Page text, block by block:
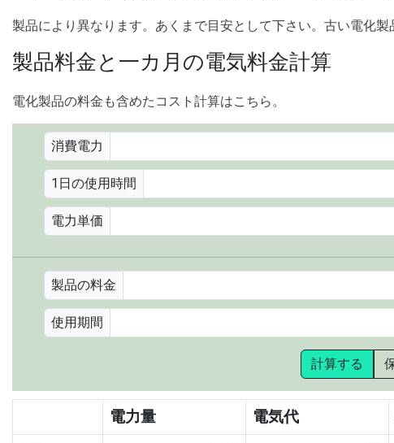
製品により異なります。あくまで目安として下さい。古い電化製
製品料金と一カ月の電気料金計算
電化製品の料金も含めたコスト計算はこちら。
消費電力
1日の使用時間
電力単価
製品の料金
使用期間
計算する
電力量 電気代